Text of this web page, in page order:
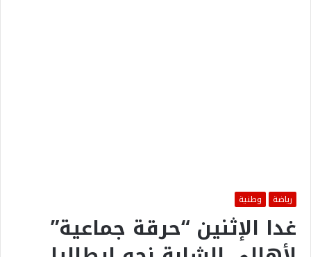
رياضة وطنية
غدا الإثنين “حرقة جماعية”